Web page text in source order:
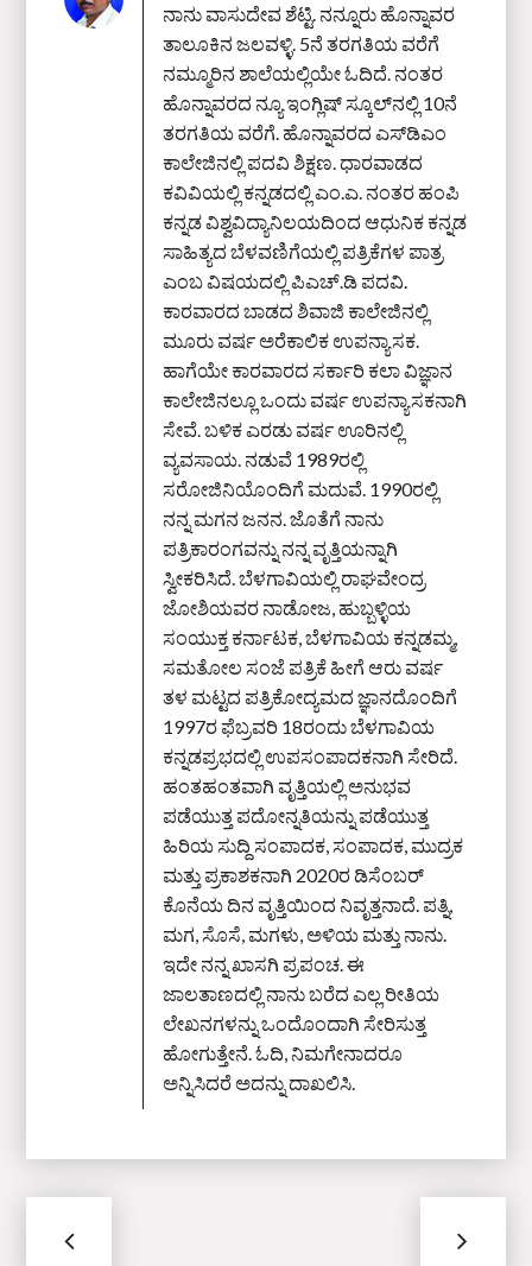
ನಾನು ವಾಸುದೇವ ಶೆಟ್ಟಿ. ನನ್ನೂರು ಹೊನ್ನಾವರ
ತಾಲೂಕಿನ ಜಲವಳ್ಳಿ. 5ನೆ ತರಗತಿಯ ವರೆಗೆ
ನಮ್ಮೂರಿನ ಶಾಲೆಯಲ್ಲಿಯೇ ಓದಿದೆ. ನಂತರ
ಹೊನ್ನಾವರದ ನ್ಯೂ ಇಂಗ್ಲಿಷ್ ಸ್ಕೂಲ್‌ನಲ್ಲಿ 10ನೆ
ತರಗತಿಯ ವರೆಗೆ. ಹೊನ್ನಾವರದ ಎಸ್‌ಡಿಎಂ
ಕಾಲೇಜಿನಲ್ಲಿ ಪದವಿ ಶಿಕ್ಷಣ. ಧಾರವಾಡದ
ಕವಿವಿಯಲ್ಲಿ ಕನ್ನಡದಲ್ಲಿ ಎಂ.ಎ. ನಂತರ ಹಂಪಿ
ಕನ್ನಡ ವಿಶ್ವವಿದ್ಯಾನಿಲಯದಿಂದ ಆಧುನಿಕ ಕನ್ನಡ
ಸಾಹಿತ್ಯದ ಬೆಳವಣಿಗೆಯಲ್ಲಿ ಪತ್ರಿಕೆಗಳ ಪಾತ್ರ
ಎಂಬ ವಿಷಯದಲ್ಲಿ ಪಿಎಚ್‌.ಡಿ ಪದವಿ.
ಕಾರವಾರದ ಬಾಡದ ಶಿವಾಜಿ ಕಾಲೇಜಿನಲ್ಲಿ
ಮೂರು ವರ್ಷ ಅರೆಕಾಲಿಕ ಉಪನ್ಯಾಸಕ.
ಹಾಗೆಯೇ ಕಾರವಾರದ ಸರ್ಕಾರಿ ಕಲಾ ವಿಜ್ಞಾನ
ಕಾಲೇಜಿನಲ್ಲೂ ಒಂದು ವರ್ಷ ಉಪನ್ಯಾಸಕನಾಗಿ
ಸೇವೆ. ಬಳಿಕ ಎರಡು ವರ್ಷ ಊರಿನಲ್ಲಿ
ವ್ಯವಸಾಯ. ನಡುವೆ 1989ರಲ್ಲಿ
ಸರೋಜಿನಿಯೊಂದಿಗೆ ಮದುವೆ. 1990ರಲ್ಲಿ
ನನ್ನ ಮಗನ ಜನನ. ಜೊತೆಗೆ ನಾನು
ಪತ್ರಿಕಾರಂಗವನ್ನು ನನ್ನ ವೃತ್ತಿಯನ್ನಾಗಿ
ಸ್ವೀಕರಿಸಿದೆ. ಬೆಳಗಾವಿಯಲ್ಲಿ ರಾಘವೇಂದ್ರ
ಜೋಶಿಯವರ ನಾಡೋಜ, ಹುಬ್ಬಳ್ಳಿಯ
ಸಂಯುಕ್ತ ಕರ್ನಾಟಕ, ಬೆಳಗಾವಿಯ ಕನ್ನಡಮ್ಮ,
ಸಮತೋಲ ಸಂಜೆ ಪತ್ರಿಕೆ ಹೀಗೆ ಆರು ವರ್ಷ
ತಳ ಮಟ್ಟದ ಪತ್ರಿಕೋದ್ಯಮದ ಜ್ಞಾನದೊಂದಿಗೆ
1997ರ ಫೆಬ್ರವರಿ 18ರಂದು ಬೆಳಗಾವಿಯ
ಕನ್ನಡಪ್ರಭದಲ್ಲಿ ಉಪಸಂಪಾದಕನಾಗಿ ಸೇರಿದೆ.
ಹಂತಹಂತವಾಗಿ ವೃತ್ತಿಯಲ್ಲಿ ಅನುಭವ
ಪಡೆಯುತ್ತ ಪದೋನ್ನತಿಯನ್ನು ಪಡೆಯುತ್ತ
ಹಿರಿಯ ಸುದ್ದಿ ಸಂಪಾದಕ, ಸಂಪಾದಕ, ಮುದ್ರಕ
ಮತ್ತು ಪ್ರಕಾಶಕನಾಗಿ 2020ರ ಡಿಸೆಂಬರ್‌
ಕೊನೆಯ ದಿನ ವೃತ್ತಿಯಿಂದ ನಿವೃತ್ತನಾದೆ. ಪತ್ನಿ,
ಮಗ, ಸೊಸೆ, ಮಗಳು, ಅಳಿಯ ಮತ್ತು ನಾನು.
ಇದೇ ನನ್ನ ಖಾಸಗಿ ಪ್ರಪಂಚ. ಈ
ಜಾಲತಾಣದಲ್ಲಿ ನಾನು ಬರೆದ ಎಲ್ಲ ರೀತಿಯ
ಲೇಖನಗಳನ್ನು ಒಂದೊಂದಾಗಿ ಸೇರಿಸುತ್ತ
ಹೋಗುತ್ತೇನೆ. ಓದಿ, ನಿಮಗೇನಾದರೂ
ಅನ್ನಿಸಿದರೆ ಅದನ್ನು ದಾಖಲಿಸಿ.